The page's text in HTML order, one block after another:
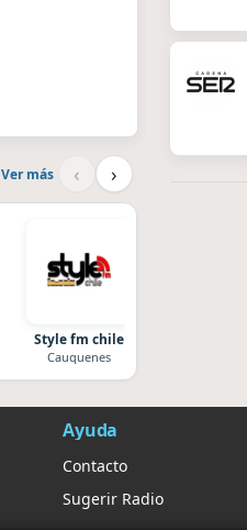
Ver más ‹ ›
Style fm chile
Cauquenes
Ayuda
Contacto
Sugerir Radio